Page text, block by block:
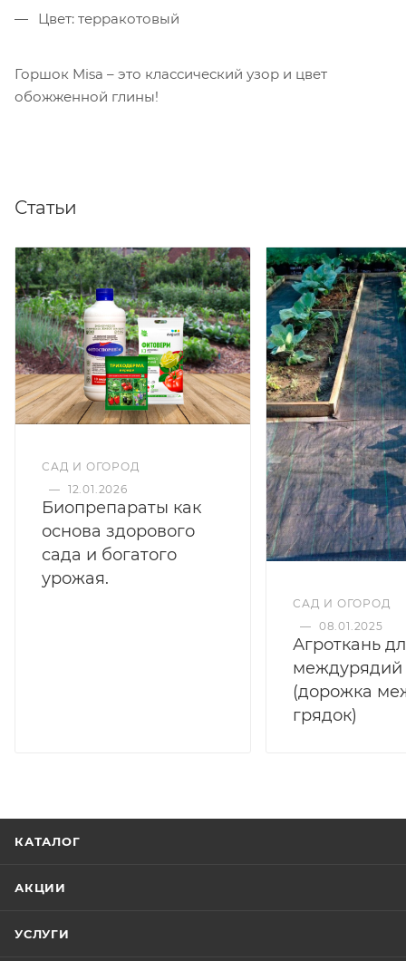
Цвет: терракотовый
Горшок Misa – это классический узор и цвет
обожженной глины!
Статьи
САД И ОГОРОД
— 12.01.2026
Биопрепараты как
основа здорового
сада и богатого
урожая.
САД И ОГОРОД
— 08.01.2025
Агроткань
междурядий
(дорожка
грядок)
КАТАЛОГ
АКЦИИ
УСЛУГИ